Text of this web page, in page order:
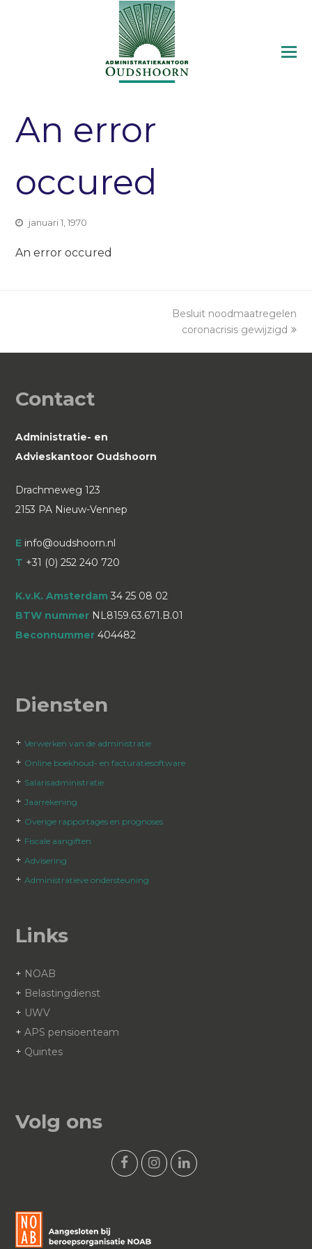
An error
occured
januari 1, 1970
An error occured
next
post:
Besluit noodmaatregelen
coronacrisis gewijzigd
Contact
Administratie- en
Advieskantoor Oudshoorn
Drachmeweg 123
2153 PA Nieuw-Vennep
E info@oudshoorn.nl
T +31 (0) 252 240 720
K.v.K. Amsterdam 34 25 08 02
BTW nummer NL8159.63.671.B.01
Beconnummer 404482
Diensten
+Verwerken van de administratie
+ Online boekhoud- en facturatiesoftware
+ Salarisadministratie
+Jaarrekening
+ Overige rapportages en prognoses
+ Fiscale aangiften
+Advisering
+Administratieve ondersteuning
Links
+ NOAB
+ Belastingdienst
+ UWV
+APS pensioenteam
+ Quintes
Volg ons
F
e
L